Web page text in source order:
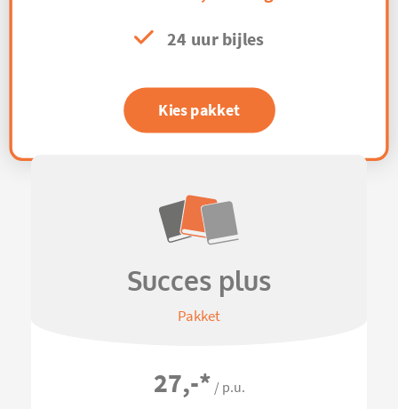
24 uur bijles
Kies pakket
Succes plus
Pakket
27,-* / p.u.